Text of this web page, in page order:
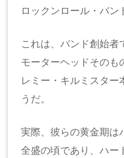
ロックンロール・バン
これは、バンド創始者
モーターヘッドそのも
レミー・キルミスター
うだ。
実際、彼らの黄金期は
全盛の頃であり、ハー